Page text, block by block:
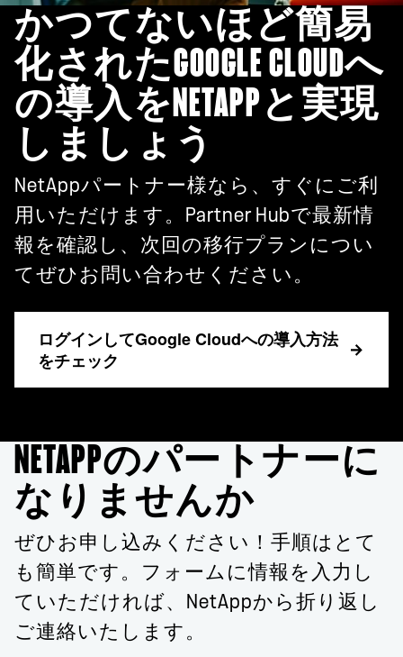
かつてないほど簡易
化されたGOOGLE CLOUDへ
の導入をNETAPPと実現
しましょう
NetAppパートナー様なら、すぐにご利
用いただけます。Partner Hubで最新情
報を確認し、次回の移行プランについ
てぜひお問い合わせください。
ログインしてGoogle Cloudへの導入方法
をチェック
NETAPPのパートナーに
なりませんか
ぜひお申し込みください！手順はとて
も簡単です。フォームに情報を入力し
ていただければ、NetAppから折り返し
ご連絡いたします。